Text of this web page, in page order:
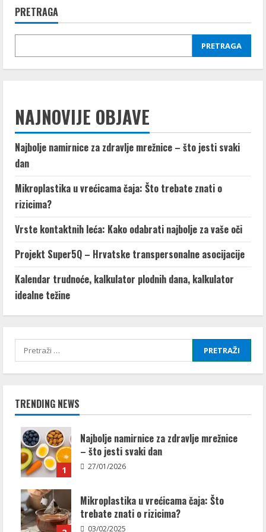
o
špinatu
PRETRAGA
PRETRAGA
NAJNOVIJE OBJAVE
Najbolje namirnice za zdravlje mrežnice – što jesti svaki
dan
Mikroplastika u vrećicama čaja: Što trebate znati o
rizicima?
Vrste kontaktnih leća: Kako odabrati najbolje za vaše oči
Projekt Super5Q – Hrvatske transpersonalne asocijacije
Kalendar trudnoće, kalkulator plodnih dana, kalkulator
idealne težine
Pretraži:
TRENDING NEWS
1
Najbolje namirnice za zdravlje mrežnice
– što jesti svaki dan
27/01/2026
Mikroplastika u vrećicama čaja: Što
trebate znati o rizicima?
03/02/2025